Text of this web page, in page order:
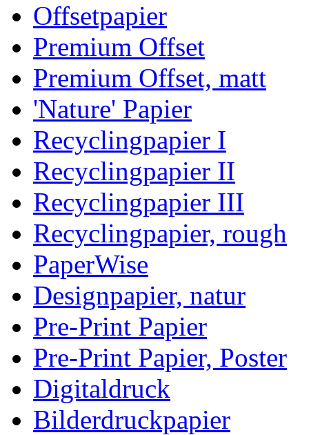
Offsetpapier
Premium Offset
Premium Offset, matt
'Nature' Papier
Recyclingpapier I
Recyclingpapier II
Recyclingpapier III
Recyclingpapier, rough
PaperWise
Designpapier, natur
Pre-Print Papier
Pre-Print Papier, Poster
Digitaldruck
Bilderdruckpapier